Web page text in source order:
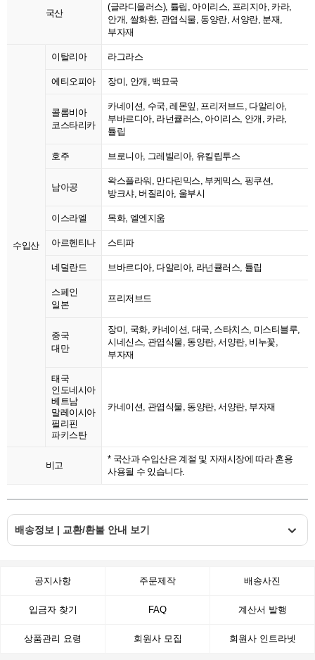
국산
(글라디올러스), 튤립, 아이리스, 프리지아, 카라,
안개, 쌀화환, 관엽식물, 동양란, 서양란, 분재,
부자재
수입산
이탈리아 라그라스
에티오피아 장미, 안개, 백묘국
콜롬비아
코스타리카
카네이션, 수국, 레몬잎, 프리저브드, 다알리아,
부바르디아, 라넌큘러스, 아이리스, 안개, 카라,
튤립
호주 브로니아, 그레빌리아, 유킬립투스
남아공
왁스플라워, 만다린믹스, 부케믹스, 핑쿠션,
방크샤, 버질리아, 울부시
이스라엘 목화, 엘엔지움
아르헨티나 스티파
네덜란드 브바르디아, 다알리아, 라넌큘러스, 튤립
스페인
일본
프리저브드
중국
대만
장미, 국화, 카네이션, 대국, 스타치스, 미스티블루,
시네신스, 관엽식물, 동양란, 서양란, 비누꽃,
부자재
태국
인도네시아
베트남
말레이시아
필리핀
파키스탄
카네이션, 관엽식물, 동양란, 서양란, 부자재
비고
* 국산과 수입산은 계절 및 자재시장에 따라 혼용
사용될 수 있습니다.
배송정보 | 교환/환불 안내 보기
공지사항 주문제작 배송사진
입금자 찾기 FAQ 계산서 발행
상품관리 요령 회원사 모집 회원사 인트라넷